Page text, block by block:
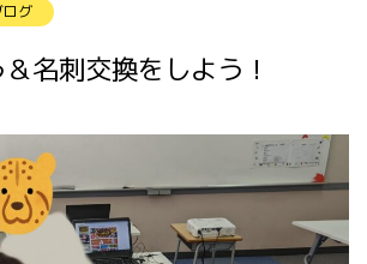
ログ
名刺交換をしよう！